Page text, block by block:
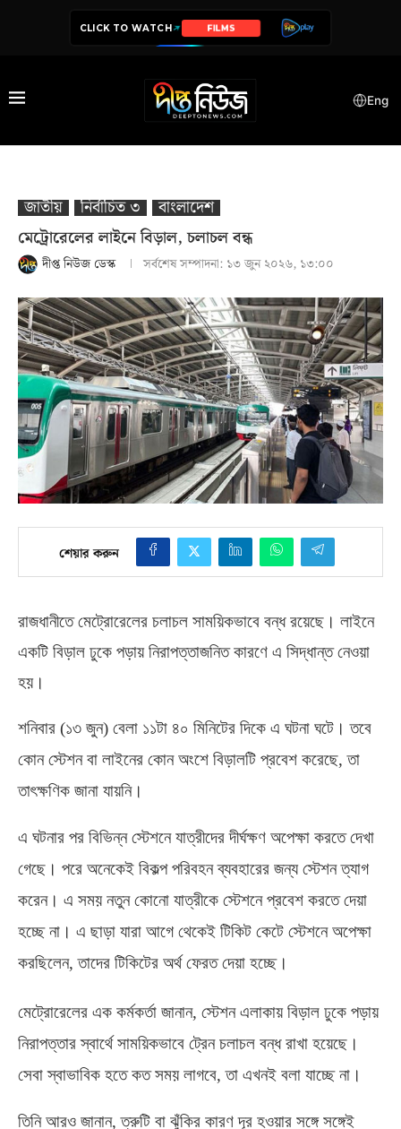
CLICK TO WATCH SERIES
Eng
জাতীয় নির্বাচিত ৩
বাংলাদেশ
মেট্রোরেলের লাইনে বিড়াল, চলাচল বন্ধ
দীপ্ত নিউজ ডেস্ক সর্বশেষ সম্পাদনা: ১৩ জুন ২০২৬, ১৩:০০
শেয়ার করুন
রাজধানীতে মেট্রোরেলের চলাচল সাময়িকভাবে বন্ধ রয়েছে। লাইনে
একটি বিড়াল ঢুকে পড়ায় নিরাপত্তাজনিত কারণে এ সিদ্ধান্ত নেওয়া
হয়।
শনিবার (১৩ জুন) বেলা ১১টা ৪০ মিনিটের দিকে এ ঘটনা ঘটে। তবে
কোন স্টেশন বা লাইনের কোন অংশে বিড়ালটি প্রবেশ করেছে,তা
তাৎক্ষণিক জানা যায়নি।
এ ঘটনার পর বিভিন্ন স্টেশনে যাত্রীদের দীর্ঘক্ষণ অপেক্ষা করতে দেখা
গেছে। পরে অনেকেই বিকল্প পরিবহন ব্যবহারের জন্য স্টেশন ত্যাগ
করেন। এ সময় নতুন কোনো যাত্রীকে স্টেশনে প্রবেশ করতে দেয়া
হচ্ছে না। এ ছাড়া যারা আগে থেকেই টিকিট কেটে স্টেশনে অপেক্ষা
করছিলেন,তাদের টিকিটের অর্থ ফেরত দেয়া হচ্ছে।
মেট্রোরেলের এক কর্মকর্তা জানান, স্টেশন এলাকায় বিড়াল ঢুকে পড়ায়
নিরাপত্তার স্বার্থে সাময়িকভাবে ট্রেন চলাচল বন্ধ রাখা হয়েছে।
সেবা স্বাভাবিক হতে কত সময় লাগবে,তা এখনই বলা যাচ্ছে না।
তিনি আরও জানান,ত্রুটি বা ঝুঁকির কারণ দূর হওয়ার সঙ্গে সঙ্গেই